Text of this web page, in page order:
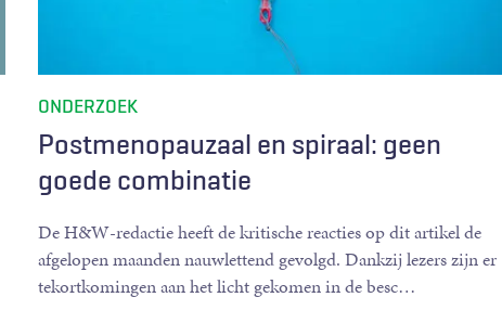
Postmenopauzaal en spiraal: geen
goede combinatie
ONDERZOEK
De H&W-redactie heeft de kritische reacties op dit artikel de
afgelopen maanden nauwlettend gevolgd. Dankzij lezers zijn er
tekortkomingen aan het licht gekomen in de besc…